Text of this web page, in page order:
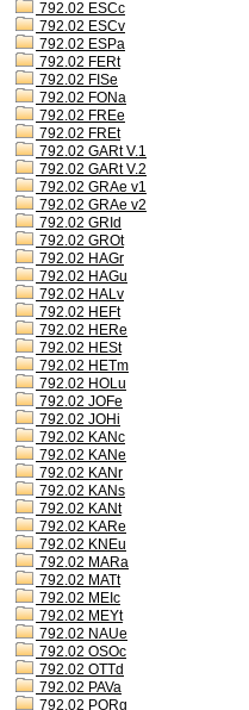
792.02 ESCc
792.02 ESCv
792.02 ESPa
792.02 FERt
792.02 FISe
792.02 FONa
792.02 FREe
792.02 FREt
792.02 GARt V.1
792.02 GARt V.2
792.02 GRAe v1
792.02 GRAe v2
792.02 GRId
792.02 GROt
792.02 HAGr
792.02 HAGu
792.02 HALv
792.02 HEFt
792.02 HERe
792.02 HESt
792.02 HETm
792.02 HOLu
792.02 JOFe
792.02 JOHi
792.02 KANc
792.02 KANe
792.02 KANr
792.02 KANs
792.02 KANt
792.02 KARe
792.02 KNEu
792.02 MARa
792.02 MATt
792.02 MEIc
792.02 MEYt
792.02 NAUe
792.02 OSOc
792.02 OTTd
792.02 PAVa
792.02 PORg